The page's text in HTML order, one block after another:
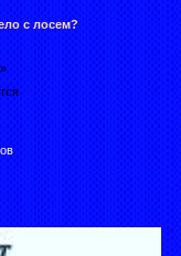
с лосем?